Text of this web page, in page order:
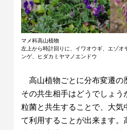
マメ科高山植物
左上から時計回りに、イワオウギ、エゾオ
ンゲ、ヒダカミヤマノエンドウ
高山植物ごとに分布変遷の
その共生相手はどうでしょう
粒菌と共生することで、大気
て利用することが出来ます。